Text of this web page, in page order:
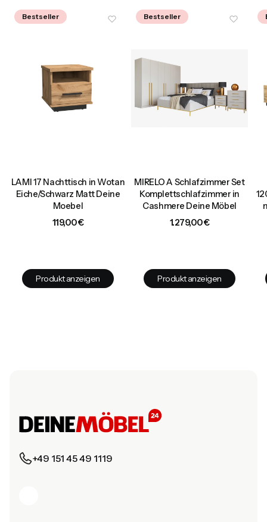
Bestseller
LAMI 17 Nachttisch in Wotan
Eiche/Schwarz Matt Deine
Moebel
Preis
119,00 €
Produkt anzeigen
Bestseller
MIRELO A Schlafzimmer Set
Komplettschlafzimmer in
Cashmere Deine Möbel
Preis
1.279,00 €
Produkt anzeigen
+49 151 45 49 1119